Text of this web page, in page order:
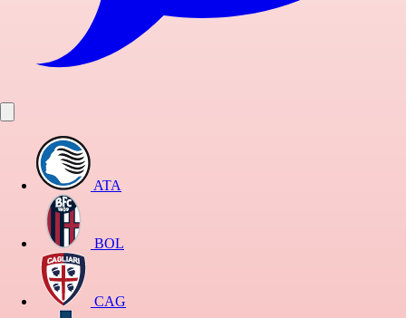
ATA
BOL
CAG